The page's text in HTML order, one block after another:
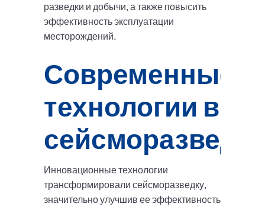
разведки и добычи, а также повысить
эффективность эксплуатации
месторождений.
Современные
технологии в
Инновационные технологии
трансформировали сейсморазведку,
значительно улучшив ее эффективность